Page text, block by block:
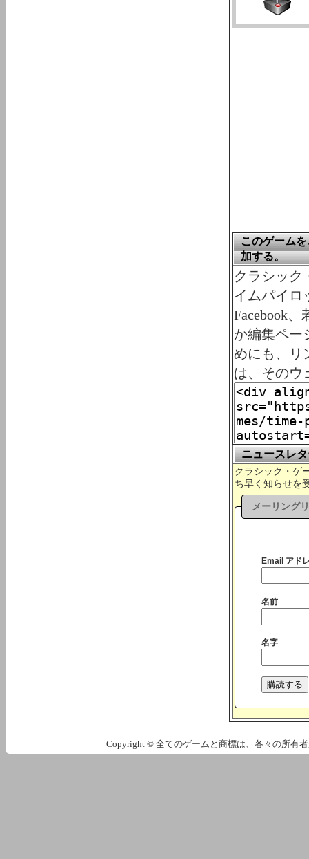
このゲーム
加する。
クラシック
イムパイロ
Facebook
か編集ペー
めにも、リ
は、そのウ
ニュースレ
クラシック・ゲ
ち早く知らせを
メーリング
Email アド
名前
名字
Copyright © 全てのゲームと商標は、各々の所有